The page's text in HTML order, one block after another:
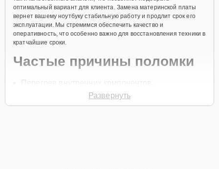
оптимальный вариант для клиента. Замена материнской платы
вернет вашему ноутбуку стабильную работу и продлит срок его
эксплуатации. Мы стремимся обеспечить качество и
оперативность, что особенно важно для восстановления техники в
кратчайшие сроки.
Частые причины поломки
Перегрев внутренних компонентов.
Механические повреждения.
Развернуть